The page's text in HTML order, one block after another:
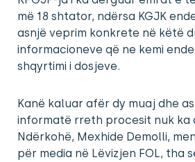
më 18 shtator, ndërsa KGJK
asnjë veprim konkrete në këtë
informacioneve që ne kemi
shqyrtimi i dosjeve.
Kanë kaluar afër dy muaj dhe
informatë rreth procesit nuk ka
Ndërkohë, Mexhide Demolli,
për media në Lëvizjen FOL, tha